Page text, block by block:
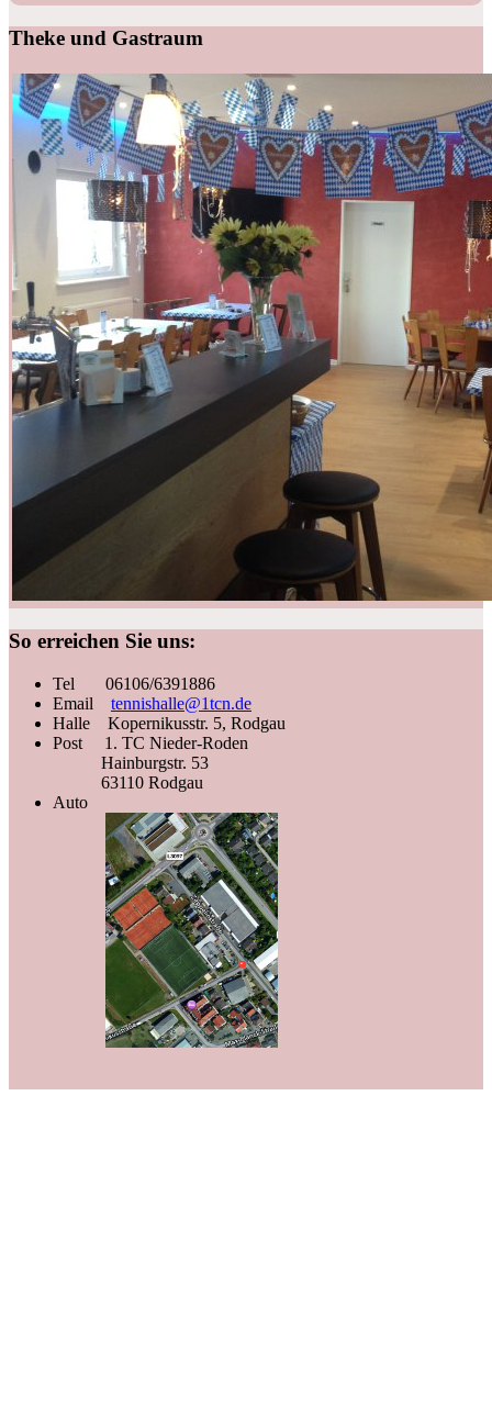
Theke und Gastraum
So erreichen Sie uns:
Tel 06106/6391886
Email tennishalle@1tcn.de
Halle Kopernikusstr. 5, Rodgau
Post 1. TC Nieder-Roden
Hainburgstr. 53
63110 Rodgau
Auto